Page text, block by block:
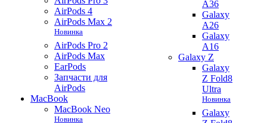
AirPods 4
AirPods Max 2
Новинка
AirPods Pro 2
AirPods Max
EarPods
Запчасти для
AirPods
MacBook
MacBook Neo
Новинка
A36
Galaxy
A26
Galaxy
A16
Galaxy Z
Galaxy
Z Fold8
Ultra
Новинка
Galaxy